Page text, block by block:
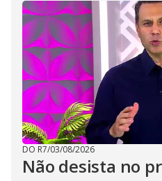
DO R7/03/08/2026
Não desista no